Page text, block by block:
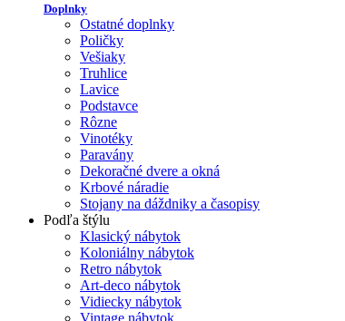
Doplnky
Ostatné doplnky
Poličky
Vešiaky
Truhlice
Lavice
Podstavce
Rôzne
Vinotéky
Paravány
Dekoračné dvere a okná
Krbové náradie
Stojany na dáždniky a časopisy
Podľa štýlu
Klasický nábytok
Koloniálny nábytok
Retro nábytok
Art-deco nábytok
Vidiecky nábytok
Vintage nábytok